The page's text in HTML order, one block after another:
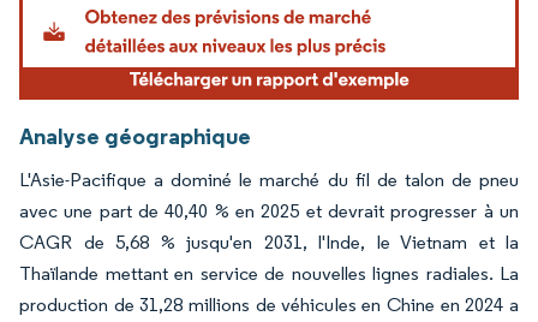
Analyse géographique
L'Asie-Pacifique a dominé le marché du fil de talon de pneu
avec une part de 40,40 % en 2025 et devrait progresser à un
CAGR de 5,68 % jusqu'en 2031, l'Inde, le Vietnam et la
Thaïlande mettant en service de nouvelles lignes radiales. La
production de 31,28 millions de véhicules en Chine en 2024 a